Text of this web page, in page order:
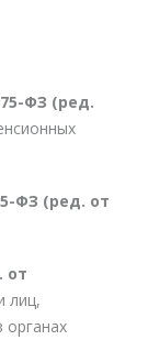
ФЗ (ред.
ФЗ (ред. от
от
лиц,